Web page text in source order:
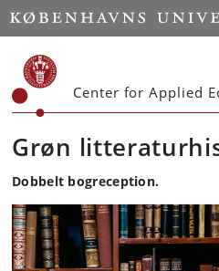
Start
Center for Applied
Grøn
Dobbelt bogreception.